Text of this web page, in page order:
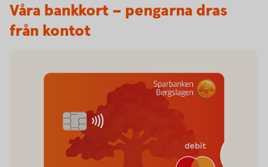
Våra bankkort – pengarna dras
från kontot